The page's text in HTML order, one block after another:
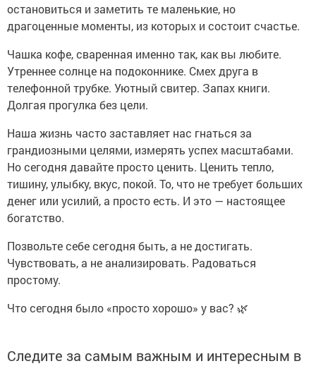
остановиться и заметить те маленькие, но
драгоценные моменты, из которых и состоит счастье.
Чашка кофе, сваренная именно так, как вы любите.
Утреннее солнце на подоконнике. Смех друга в
телефонной трубке. Уютный свитер. Запах книги.
Долгая прогулка без цели.
Наша жизнь часто заставляет нас гнаться за
грандиозными целями, измерять успех масштабами.
Но сегодня давайте просто ценить. Ценить тепло,
тишину, улыбку, вкус, покой. То, что не требует больших
денег или усилий, а просто есть. И это — настоящее
богатство.
Позвольте себе сегодня быть, а не достигать.
Чувствовать, а не анализировать. Радоваться
простому.
Что сегодня было «просто хорошо» у вас? 🌿
Следите за самым важным и интересным в